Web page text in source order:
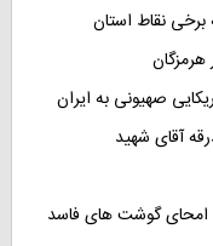
برخی نقاط استان
صهیونی به ایران
آقای شهید
امحای گوشت های فاسد